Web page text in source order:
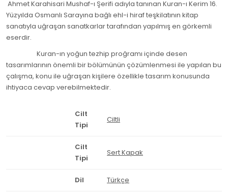
Ahmet Karahisari Mushaf-ı Şerifi adıyla tanınan Kuran-ı Kerim 16.
Yüzyılda Osmanlı Sarayına bağlı ehl-i hiraf teşkilatının kitap
sanatıyla uğraşan sanatkarlar tarafından yapılmış en görkemli
eserdir.
Kuran-ın yoğun tezhip proğramı içinde desen
tasarımlarının önemli bir bölümünün çözümlenmesi ile yapılan bu
çalışma, konu ile uğraşan kişilere özellikle tasarım konusunda
ihtiyaca cevap verebilmektedir.
Cilt
Tipi
Ciltli
Cilt
Tipi
Sert Kapak
Dil Türkçe